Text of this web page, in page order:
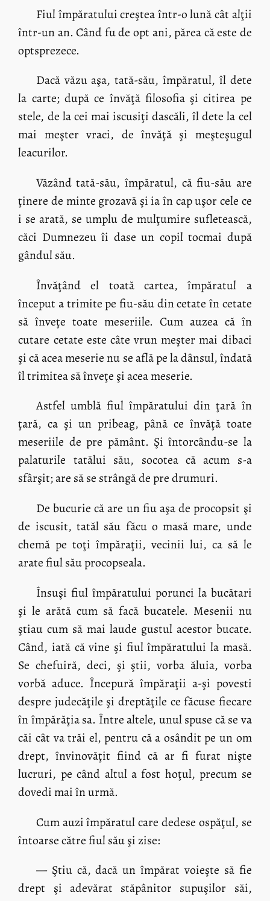
Fiul împăratului creştea într-o lună cât alţii
într-un an. Când fu de opt ani, părea că este de
optsprezece.
Dacă văzu aşa, tată-său, împăratul, îl dete
la carte; după ce învăţă filosofia şi citirea pe
stele, de la cei mai iscusiţi dascăli, îl dete la cel
mai meşter vraci, de învăţă şi meşteşugul
leacurilor.
Văzând tată-său, împăratul, că fiu-său are
ţinere de minte grozavă şi ia în cap uşor cele ce
i se arată, se umplu de mulţumire sufletească,
căci Dumnezeu îi dase un copil tocmai după
gândul său.
Învăţând el toată cartea, împăratul a
început a trimite pe fiu-său din cetate în cetate
să înveţe toate meseriile. Cum auzea că în
cutare cetate este câte vrun meşter mai dibaci
şi că acea meserie nu se află pe la dânsul, îndată
îl trimitea să înveţe şi acea meserie.
Astfel umblă fiul împăratului din ţară în
ţară, ca şi un pribeag, până ce învăţă toate
meseriile de pre pământ. Şi întorcându-se la
palaturile tatălui său, socotea că acum s-a
sfârşit; are să se strângă de pre drumuri.
De bucurie că are un fiu aşa de procopsit şi
de iscusit, tatăl său făcu o masă mare, unde
chemă pe toţi împăraţii, vecinii lui, ca să le
arate fiul său procopseala.
Însuşi fiul împăratului porunci la bucătari
şi le arătă cum să facă bucatele. Mesenii nu
ştiau cum să mai laude gustul acestor bucate.
Când, iată că vine şi fiul împăratului la masă.
Se chefuiră, deci, şi ştii, vorba ăluia, vorba
vorbă aduce. Începură împăraţii a-şi povesti
despre judecăţile şi dreptăţile ce făcuse fiecare
în împărăţia sa. Între altele, unul spuse că se va
căi cât va trăi el, pentru că a osândit pe un om
drept, învinovăţit fiind că ar fi furat nişte
lucruri, pe când altul a fost hoţul, precum se
dovedi mai în urmă.
Cum auzi împăratul care dedese ospăţul, se
întoarse către fiul său şi zise:
— Ştiu că, dacă un împărat voieşte să fie
drept şi adevărat stăpânitor supuşilor săi,